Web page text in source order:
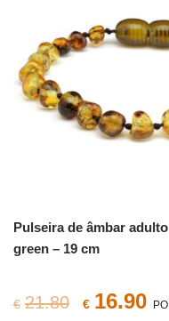
Pulseira de âmbar
green – 19 cm
€ 21.80
O
€ 16.90O